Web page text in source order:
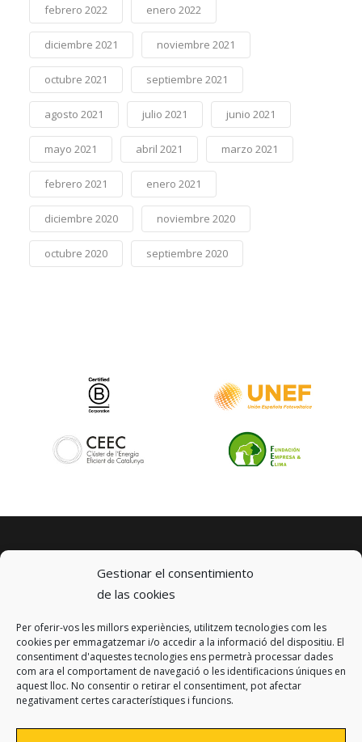
Gestionar el consentimiento
de las cookies
Per oferir-vos les millors experiències, utilitzem tecnologies com les
cookies per emmagatzemar i/o accedir a la informació del dispositiu. El
consentiment d'aquestes tecnologies ens permetrà processar dades
com ara el comportament de navegació o les identificacions úniques en
aquest lloc. No consentir o retirar el consentiment, pot afectar
negativament certes característiques i funcions.
febrero 2022 enero 2022
diciembre 2021 noviembre 2021
octubre 2021 septiembre 2021
agosto 2021 julio 2021 junio 2021
mayo 2021 abril 2021 marzo 2021
febrero 2021 enero 2021
diciembre 2020 noviembre 2020
octubre 2020 septiembre 2020
© 2023 km0 Energy
Carrer Baldrich 222-226
08223 Terrassa, Barcelona
info@km0.energy